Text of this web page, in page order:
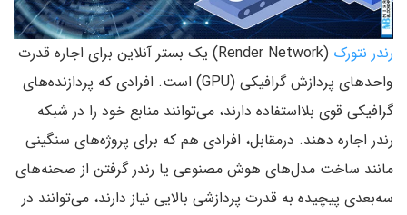
رندر نتورک
(Render Network) یک بستر آنلاین برای اجاره قدرت
واحدهای پردازش گرافیکی (GPU) است. افرادی که پردازنده‌های
گرافیکی قوی بلااستفاده دارند، می‌توانند منابع خود را در شبکه
رندر اجاره دهند. درمقابل، افرادی هم که برای پروژه‌های سنگینی
مانند ساخت مدل‌های هوش مصنوعی یا رندر گرفتن از صحنه‌های
سه‌بعدی پیچیده به قدرت پردازشی بالایی نیاز دارند، می‌توانند در